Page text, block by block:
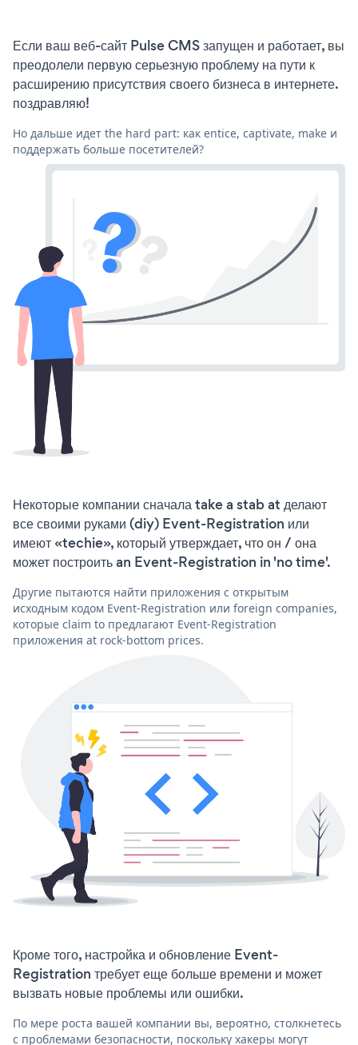
Если ваш веб-сайт Pulse CMS запущен и работает, вы
преодолели первую серьезную проблему на пути к
расширению присутствия своего бизнеса в интернете.
поздравляю!
Но дальше идет the hard part: как entice, captivate, make и
поддержать больше посетителей?
Некоторые компании сначала take a stab at делают
все своими руками (diy) Event-Registration или
имеют «techie», который утверждает, что он / она
может построить an Event-Registration in 'no time'.
Другие пытаются найти приложения с открытым
исходным кодом Event-Registration или foreign companies,
которые claim to предлагают Event-Registration
приложения at rock-bottom prices.
Кроме того, настройка и обновление Event-
Registration требует еще больше времени и может
вызвать новые проблемы или ошибки.
По мере роста вашей компании вы, вероятно, столкнетесь
с проблемами безопасности, поскольку хакеры могут